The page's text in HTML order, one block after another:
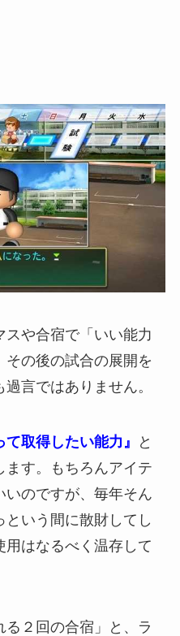
や合宿で「いい能力
その後の試合の展開を
言ではありません。
て取得したい能力』
と
ます。もちろんアイテ
いのですが、毎年そん
いう間に散財してし
用はなるべく温存して
２回の合宿」と、ラ